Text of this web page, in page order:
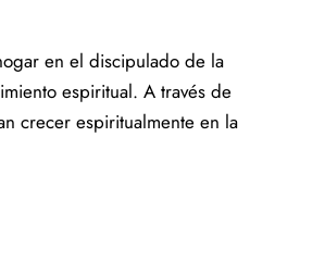
en el discipulado de la
espiritual. A través de
crecer espiritualmente en la